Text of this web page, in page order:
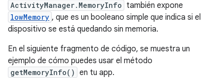
ActivityManager.MemoryInfo también expone
lowMemory , que es un booleano simple que indica si el
dispositivo se está quedando sin memoria.
En el siguiente fragmento de código, se muestra un
ejemplo de cómo puedes usar el método
getMemoryInfo() en tu app.